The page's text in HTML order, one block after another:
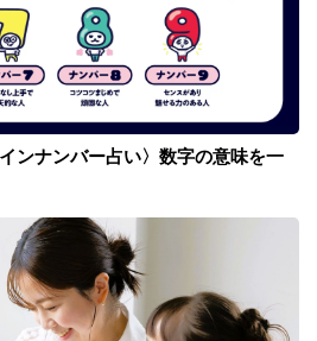
ンナンバー占い〉数字の意味を一